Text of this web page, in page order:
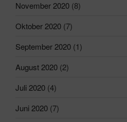
November 2020 (8)
Oktober 2020 (7)
September 2020 (1)
August 2020 (2)
Juli 2020 (4)
Juni 2020 (7)